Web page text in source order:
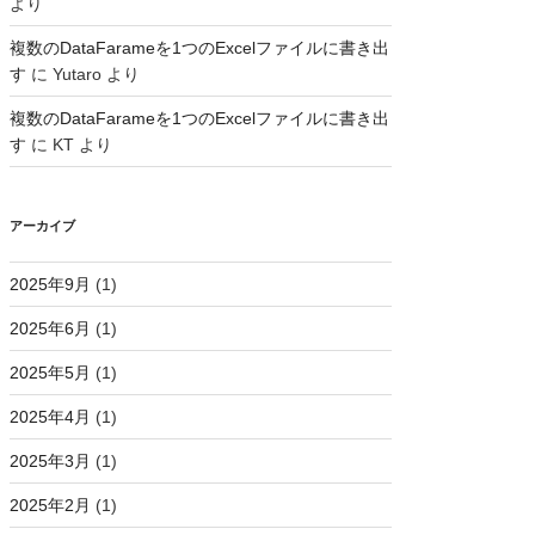
./:;<=>?@[\\]^_`{|}~ \t\n\r\x0b\x0c'
より
複数のDataFarameを1つのExcelファイルに書き出
す に Yutaroより
複数のDataFarameを1つのExcelファイルに書き出
す に KTより
アーカイブ
2025年9月 (1)
2025年6月 (1)
2025年5月 (1)
2025年4月 (1)
2025年3月 (1)
2025年2月 (1)